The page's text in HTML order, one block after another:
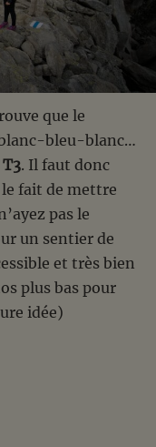
que le
bleu-blanc…
. Il faut donc
le fait de mettre
pas le
un sentier de
et très bien
plus bas pour
idée)